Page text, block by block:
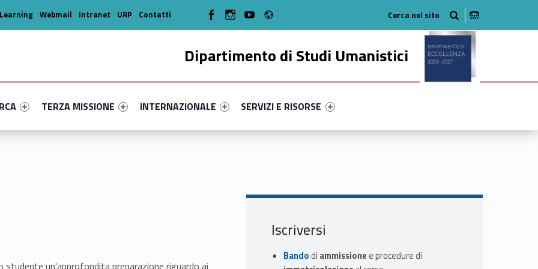
Dipartimento di Studi Umanistici
primary-81961-14
#link-menu-primary-21722-35
Link identifier #link-menu-primary-86684-45
TERZA MISSIONE
Link identifier #link-menu-primary-71338-49
INTERNAZIONALE
Link identifier #link-menu-primary-20174-56
SERVIZI E RISORSE
Webmail Intranet URP Contatti WebMan on FacebookWebMan on Instagram
WebMan on Youtube
un'approfondita preparazione riguardo ai
Iscriversi
Bando di ammissione e procedure di